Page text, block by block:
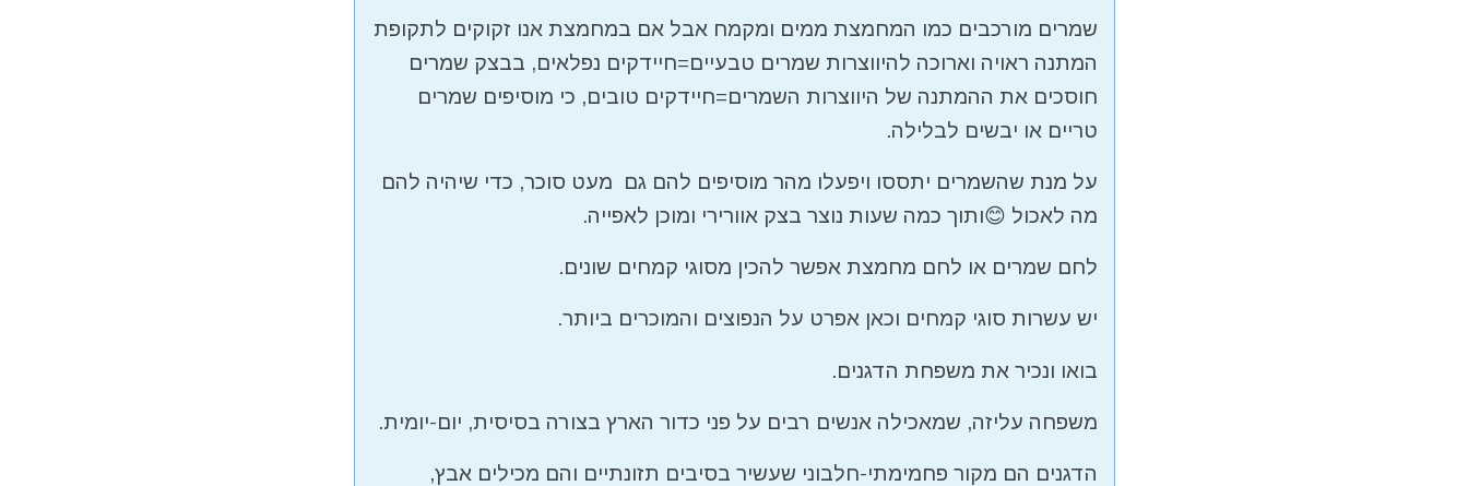
שמרים מורכבים כמו המחמצת ממים ומקמח אבל אם במחמצת אנו זקוקים לתקופת
המתנה ראויה וארוכה להיווצרות שמרים טבעיים=חיידקים נפלאים, בבצק שמרים
חוסכים את ההמתנה של היווצרות השמרים=חיידקים טובים, כי מוסיפים שמרים
טריים או יבשים לבלילה.
על מנת שהשמרים יתססו ויפעלו מהר מוסיפים להם גם מעט סוכר, כדי שיהיה להם
מה לאכול 😊ותוך כמה שעות נוצר בצק אוורירי ומוכן לאפייה.
לחם שמרים או לחם מחמצת אפשר להכין מסוגי קמחים שונים.
יש עשרות סוגי קמחים וכאן אפרט על הנפוצים והמוכרים ביותר.
בואו ונכיר את משפחת הדגנים.
משפחה עליזה, שמאכילה אנשים רבים על פני כדור הארץ בצורה בסיסית, יום-יומית.
הדגנים הם מקור פחמימתי-חלבוני שעשיר בסיבים תזונתיים והם מכילים אבץ,